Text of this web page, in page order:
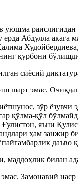
раислигидан
Абдулла акага
қурбони
сиёсий
шарт эмас.
зўр ёзувчи
қўлма-қўл
яъни
ҳам занжир
даъво
маддоҳлик билан
Замонавий